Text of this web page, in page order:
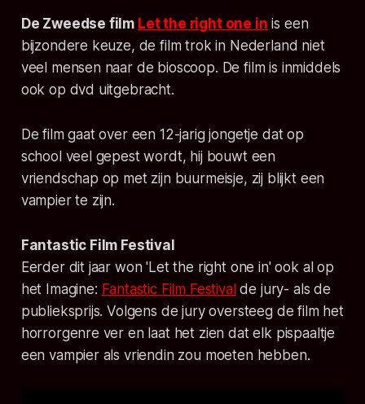
De Zweedse film Let the right one in is een
bijzondere keuze, de film trok in Nederland niet
veel mensen naar de bioscoop. De film is inmiddels
ook op dvd uitgebracht.
De film gaat over een 12-jarig jongetje dat op
school veel gepest wordt, hij bouwt een
vriendschap op met zijn buurmeisje, zij blijkt een
vampier te zijn.
Fantastic Film Festival
Eerder dit jaar won 'Let the right one in' ook al op
het Imagine: Fantastic Film Festivalde jury- als de
publieksprijs. Volgens de jury oversteeg de film het
horrorgenre ver en laat het zien dat elk pispaaltje
een vampier als vriendin zou moeten hebben.